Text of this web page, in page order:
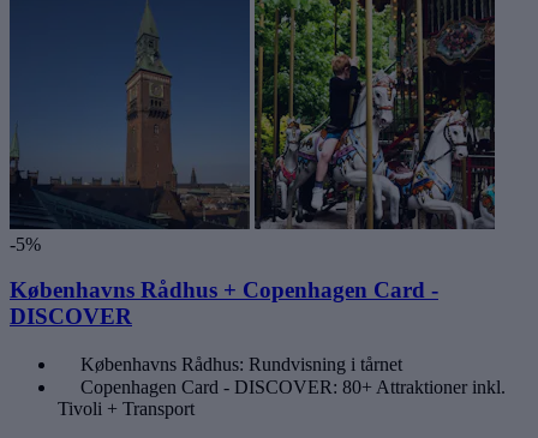
-5%
Københavns Rådhus + Copenhagen Card -
DISCOVER
Københavns Rådhus: Rundvisning i tårnet
Copenhagen Card - DISCOVER: 80+ Attraktioner inkl.
Tivoli + Transport